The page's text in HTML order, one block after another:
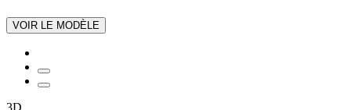
VOIR LE MODÈLE
3D